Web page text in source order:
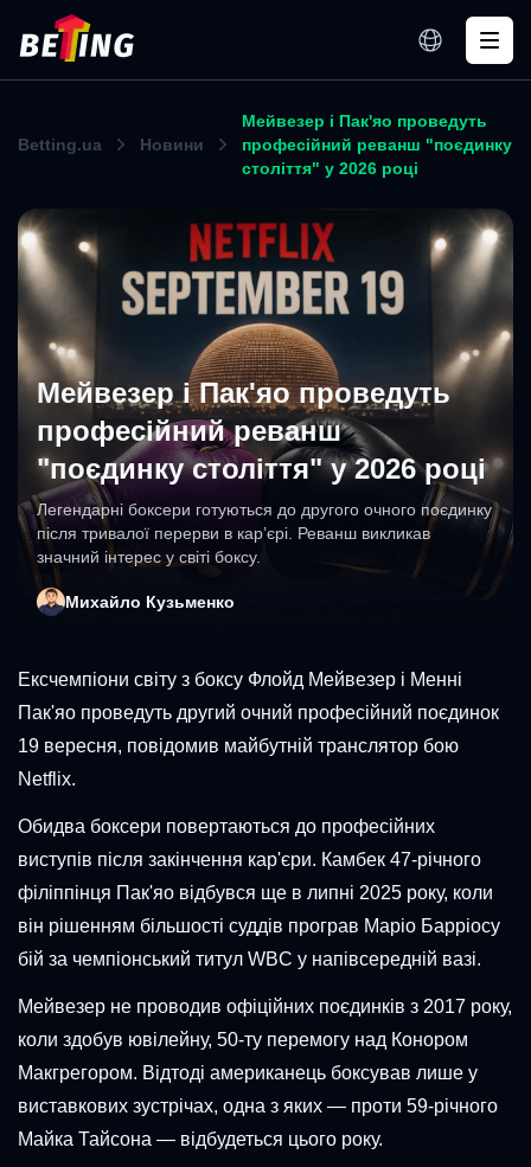
Betting.ua Новини
Мейвезер і Пак'яо проведуть
професійний реванш "поєдинку
століття" у 2026 році
Мейвезер і Пак'яо проведуть
професійний реванш
"поєдинку століття" у 2026 році
Легендарні боксери готуються до другого очного поєдинку
після тривалої перерви в кар’єрі. Реванш викликав
значний інтерес у світі боксу.
Михайло Кузьменко
Ексчемпіони світу з боксу Флойд Мейвезер і Менні
Пак'яо проведуть другий очний професійний поєдинок
19 вересня, повідомив майбутній транслятор бою
Netflix.
Обидва боксери повертаються до професійних
виступів після закінчення кар'єри. Камбек 47-річного
філіппінця Пак'яо відбувся ще в липні 2025 року, коли
він рішенням більшості суддів програв Маріо Барріосу
бій за чемпіонський титул WBC у напівсередній вазі.
Мейвезер не проводив офіційних поєдинків з 2017 року,
коли здобув ювілейну, 50-ту перемогу над Конором
Макгрегором. Відтоді американець боксував лише у
виставкових зустрічах, одна з яких — проти 59-річного
Майка Тайсона — відбудеться цього року.